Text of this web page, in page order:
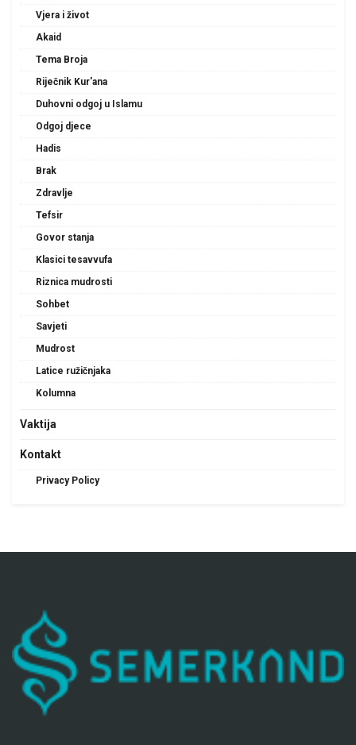
Vjera i život
Akaid
Tema Broja
Riječnik Kur'ana
Duhovni odgoj u Islamu
Odgoj djece
Hadis
Brak
Zdravlje
Tefsir
Govor stanja
Klasici tesavvufa
Riznica mudrosti
Sohbet
Savjeti
Mudrost
Latice ružičnjaka
Kolumna
Vaktija
Kontakt
Privacy Policy